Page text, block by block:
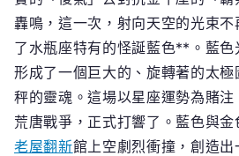
轟鳴，這一次，射向天空的光束
了水瓶座特有的怪誕藍色**。藍
形成了一個巨大的、旋轉著的太
秤的靈魂。這場以星座運勢為賭
荒唐戰爭，正式打響了。藍色與
老屋翻新館上空劇烈衝撞，創造